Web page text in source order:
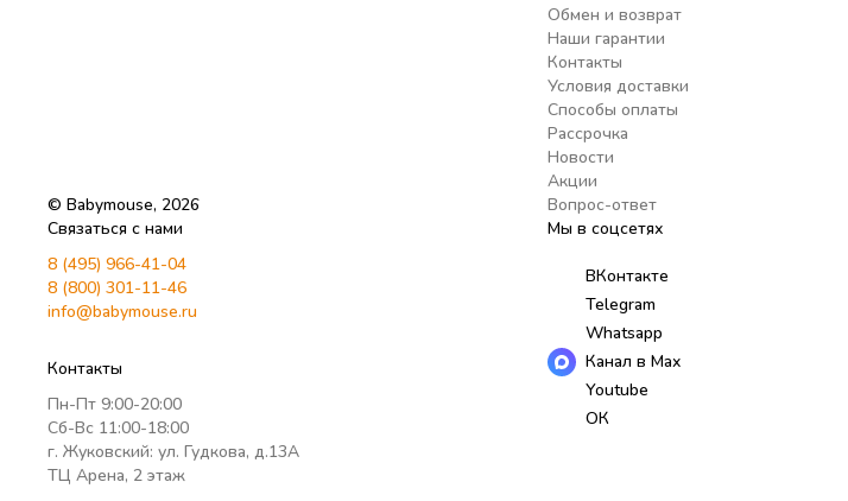
© Babymouse, 2026
Обмен и возврат
Наши гарантии
Контакты
Условия доставки
Способы оплаты
Рассрочка
Новости
Акции
Вопрос-ответ
Связаться с нами
8 (495) 966-41-04
8 (800) 301-11-46
info@babymouse.ru
Контакты
Пн-Пт 9:00-20:00
Сб-Вс 11:00-18:00
г. Жуковский: ул. Гудкова, д.13А
ТЦ Арена, 2 этаж
Мы в соцсетях
ВКонтакте
Telegram
Whatsapp
Канал в Max
Youtube
ОК